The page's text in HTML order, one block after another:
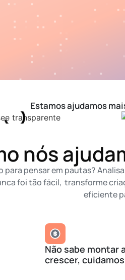
Estamos ajudamos
nós
para pensar em pautas?
foi tão fácil, transforme
eficiente
Não sabe montar
crescer,